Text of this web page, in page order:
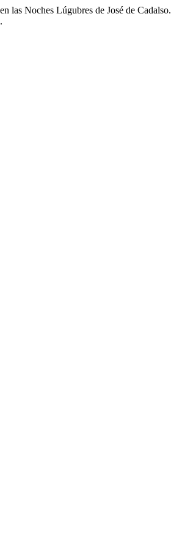
las Noches Lúgubres de José de Cadalso.